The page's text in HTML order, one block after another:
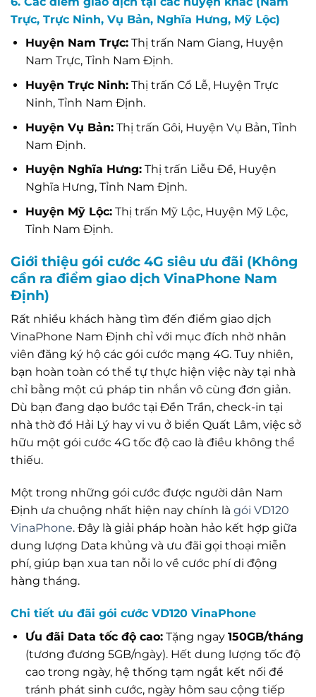
Trực, Trực Ninh, Vụ Bản, Nghĩa Hưng, Mỹ Lộc)
Huyện Nam Trực:Thị trấn Nam Giang, Huyện
Nam Trực, Tỉnh Nam Định.
Huyện Trực Ninh:Thị trấn Cổ Lễ, Huyện Trực
Ninh, Tỉnh Nam Định.
Huyện Vụ Bản:Thị trấn Gôi, Huyện Vụ Bản, Tỉnh
Nam Định.
Huyện Nghĩa Hưng:Thị trấn Liễu Đề, Huyện
Nghĩa Hưng, Tỉnh Nam Định.
Huyện Mỹ Lộc:Thị trấn Mỹ Lộc, Huyện Mỹ Lộc,
Tỉnh Nam Định.
Giới thiệu gói cước 4G siêu ưu đãi (Không
cần ra điểm giao dịch VinaPhone Nam
Định)
Rất nhiều khách hàng tìm đến điểm giao dịch
VinaPhone Nam Định chỉ với mục đích nhờ nhân
viên đăng ký hộ các gói cước mạng 4G. Tuy nhiên,
bạn hoàn toàn có thể tự thực hiện việc này tại nhà
chỉ bằng một cú pháp tin nhắn vô cùng đơn giản.
Dù bạn đang dạo bước tại Đền Trần, check-in tại
nhà thờ đổ Hải Lý hay vi vu ở biển Quất Lâm, việc sở
hữu một gói cước 4G tốc độ cao là điều không thể
thiếu.
Một trong những gói cước được người dân Nam
Định ưa chuộng nhất hiện nay chính là gói VD120
VinaPhone. Đây là giải pháp hoàn hảo kết hợp giữa
dung lượng Data khủng và ưu đãi gọi thoại miễn
phí, giúp bạn xua tan nỗi lo về cước phí di động
hàng tháng.
Chi tiết ưu đãi gói cước VD120 VinaPhone
Ưu đãi Data tốc độ cao:Tặng ngay 150GB/tháng
(tương đương 5GB/ngày). Hết dung lượng tốc độ
cao trong ngày, hệ thống tạm ngắt kết nối để
tránh phát sinh cước, ngày hôm sau cộng tiếp